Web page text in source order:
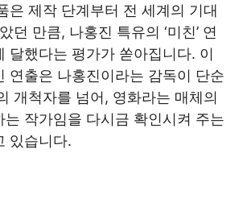
은 제작 단계부터 전 세계의 기대
던 만큼, 나홍진 특유의 ‘미친’ 연
달했다는 평가가 쏟아집니다. 이
연출은 나홍진이라는 감독이 단순
개척자를 넘어, 영화라는 매체의
는 작가임을 다시금 확인시켜 주는
있습니다.